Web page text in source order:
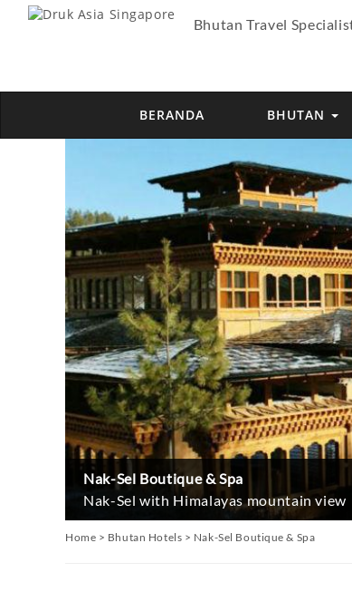
Bhutan Travel
BERANDA BHUTAN
Nak-Sel Boutique & Spa
Nak-Sel with Himalayas mountain view
Home > Bhutan Hotels > Nak-Sel Boutique & Spa